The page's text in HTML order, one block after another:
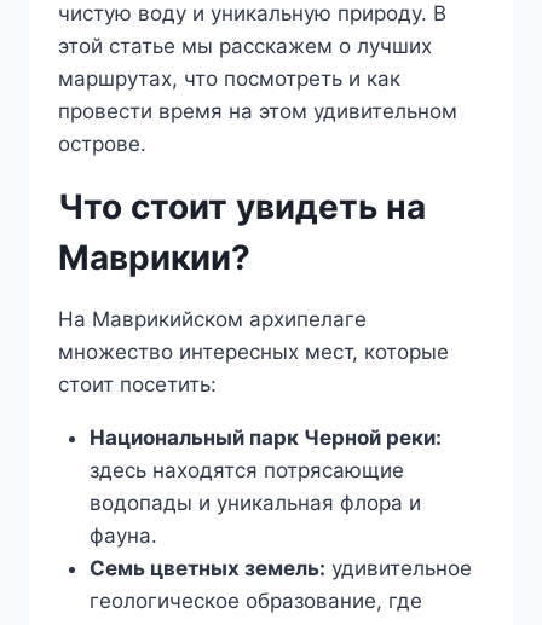
чистую воду и уникальную природу. В
этой статье мы расскажем о лучших
маршрутах, что посмотреть и как
провести время на этом удивительном
острове.
Что стоит увидеть на
Маврикии?
На Маврикийском архипелаге
множество интересных мест, которые
стоит посетить:
Национальный парк Черной реки:
здесь находятся потрясающие
водопады и уникальная флора и
фауна.
Семь цветных земель: удивительное
геологическое образование, где